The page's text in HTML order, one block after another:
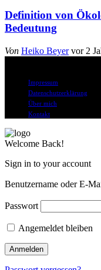
Definition von
Bedeutung
Von Heiko Beyer vor 2
Impressum
Datenschutzerklärung
Über mich
Kontakt
Welcome Back!
Sign in to your account
Benutzername oder E-
Passwort
Angemeldet bleiben